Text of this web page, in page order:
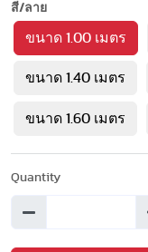
สี/ลาย
ขนาด 1.00 เมตร
ขนาด 1.40 เมตร
ขนาด 1.60 เมตร
Quantity